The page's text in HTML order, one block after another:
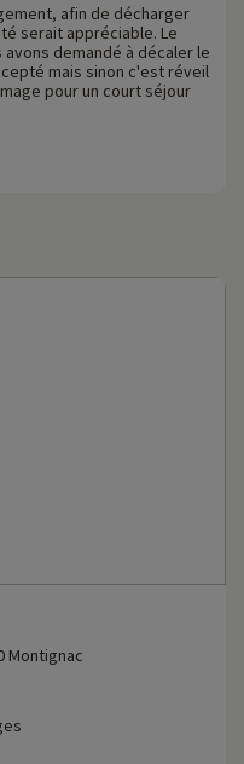
afin de décharger
serait appréciable. Le
avons demandé à décaler le
mais sinon c'est réveil
pour un court séjour
Montignac